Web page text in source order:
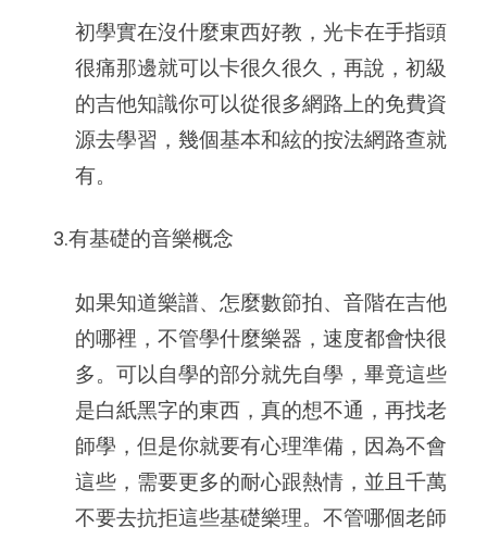
初學實在沒什麼東西好教，光卡在手指頭
很痛那邊就可以卡很久很久，再說，初級
的吉他知識你可以從很多網路上的免費資
源去學習，幾個基本和絃的按法網路查就
有。
3.有基礎的音樂概念
如果知道樂譜、怎麼數節拍、音階在吉他
的哪裡，不管學什麼樂器，速度都會快很
多。可以自學的部分就先自學，畢竟這些
是白紙黑字的東西，真的想不通，再找老
師學，但是你就要有心理準備，因為不會
這些，需要更多的耐心跟熱情，並且千萬
不要去抗拒這些基礎樂理。不管哪個老師